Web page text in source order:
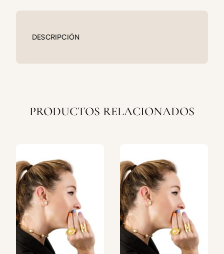
DESCRIPCIÓN
PRODUCTOS RELACIONADOS